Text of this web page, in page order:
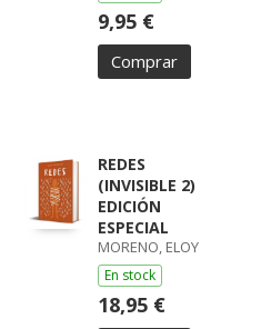
9,95 €
Comprar
REDES
(INVISIBLE 2)
EDICIÓN
ESPECIAL
MORENO, ELOY
En stock
18,95 €